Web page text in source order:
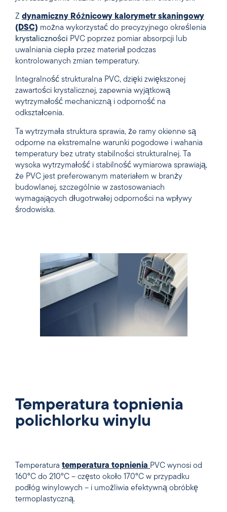
Z dynamiczny Różnicowy kalorymetr skaningowy
(DSC) można wykorzystać do precyzyjnego określenia
krystaliczności PVC poprzez pomiar absorpcji lub
uwalniania ciepła przez materiał podczas
kontrolowanych zmian temperatury.
Integralność strukturalna PVC, dzięki zwiększonej
zawartości krystalicznej, zapewnia wyjątkową
wytrzymałość mechaniczną i odporność na
odkształcenia.
Ta wytrzymała struktura sprawia, że ramy okienne są
odporne na ekstremalne warunki pogodowe i wahania
temperatury bez utraty stabilności strukturalnej. Ta
wysoka wytrzymałość i stabilność wymiarowa sprawiają,
że PVC jest preferowanym materiałem w branży
budowlanej, szczególnie w zastosowaniach
wymagających długotrwałej odporności na wpływy
środowiska.
Temperatura topnienia
polichlorku winylu
Temperatura temperatura topnienia PVC wynosi od
160°C do 210°C – często około 170°C w przypadku
podłóg winylowych – i umożliwia efektywną obróbkę
termoplastyczną.